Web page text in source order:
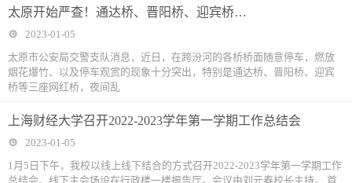
太原开始严查！通达桥、晋阳桥、迎宾桥…
2023-01-05
太原市公安局交警支队消息，近日，在跨汾河的各桥桥面随意停车，燃放
烟花爆竹、以及停车观赏的现象十分突出，特别是通达桥、晋阳桥、迎宾
桥等三座网红桥，夜间乱
上海财经大学召开2022-2023学年第一学期工作总结会
2023-01-05
1月5日下午，我校以线上线下结合的方式召开2022-2023学年第一学期工作
总结会，线下主会场设在行政楼一楼报告厅。会议由刘元春校长主持。 首